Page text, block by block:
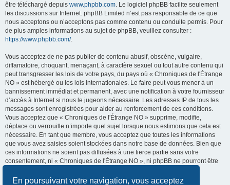
En poursuivant votre navigation, vous acceptez
être téléchargé depuis www.phpbb.com . Le logiciel phpBB facilite seulement
les discussions sur Internet. phpBB Limited n’est pas responsable de ce que
nous acceptons ou n’acceptons pas comme contenu ou conduite permis. Pour
de plus amples informations au sujet de phpBB, veuillez consulter :
https://www.phpbb.com/.
Vous acceptez de ne pas publier de contenu abusif, obscène, vulgaire,
diffamatoire, choquant, menaçant, à caractère sexuel ou tout autre contenu qui
peut transgresser les lois de votre pays, du pays où « Chroniques de l'Étrange
NO » est hébergé ou les lois internationales. Le faire peut vous mener à un
bannissement immédiat et permanent, avec une notification à votre fournisseur
d’accès à Internet si nous le jugeons nécessaire. Les adresses IP de tous les
messages sont enregistrées pour aider au renforcement de ces conditions.
Vous acceptez que « Chroniques de l'Étrange NO » supprime, modifie,
déplace ou verrouille n’importe quel sujet lorsque nous estimons que cela est
nécessaire. En tant que membre, vous acceptez que toutes les informations
que vous avez saisies soient stockées dans notre base de données. Bien que
ces informations ne soient pas diffusées à une tierce partie sans votre
consentement, ni « Chroniques de l'Étrange NO », ni phpBB ne pourront être
compromettre les données.